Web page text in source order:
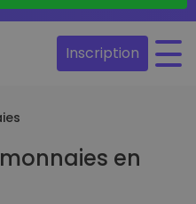
Inscription
en